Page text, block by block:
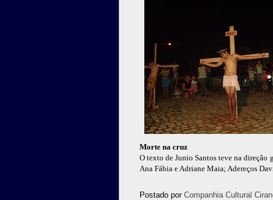
Morte na cruz
O texto de Junio Santos teve na
Ana Fábia e Adriane Maia; Adereços
Postado por Companhia Cultural